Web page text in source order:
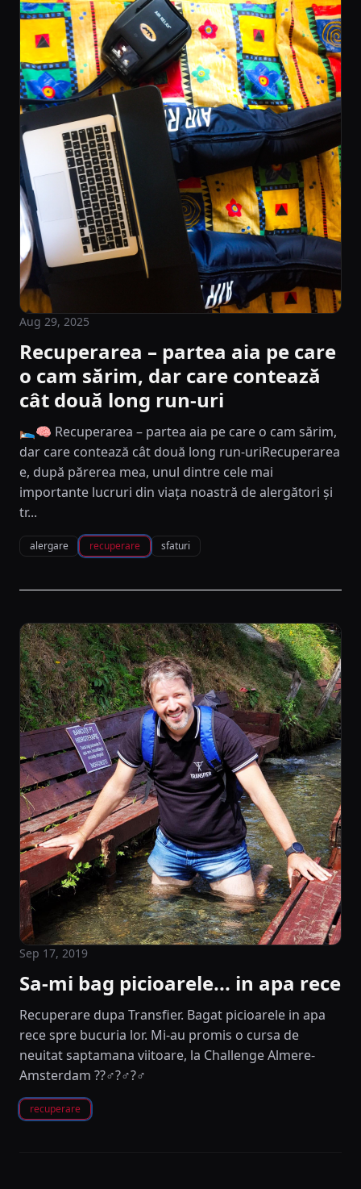
Aug 29, 2025
Recuperarea – partea aia pe care
o cam sărim, dar care contează
cât două long run-uri
🛌🧠 Recuperarea – partea aia pe care o cam sărim,
dar care contează cât două long run-uriRecuperarea
e, după părerea mea, unul dintre cele mai
importante lucruri din viața noastră de alergători și
tr...
alergare recuperare sfaturi
Sep 17, 2019
Sa-mi bag picioarele... in apa rece
Recuperare dupa Transfier. Bagat picioarele in apa
rece spre bucuria lor. Mi-au promis o cursa de
neuitat saptamana viitoare, la Challenge Almere-
Amsterdam ??‍♂️?‍♂️?‍♂️
recuperare